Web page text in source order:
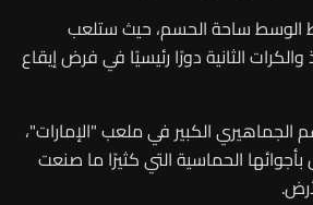
الوسط ساحة الحسم، حيث ستلعب
الثانية دورًا رئيسيًا في فرض إيقاع
الجماهيري الكبير في ملعب "الإمارات"،
الحماسية التي كثيرًا ما صنعت